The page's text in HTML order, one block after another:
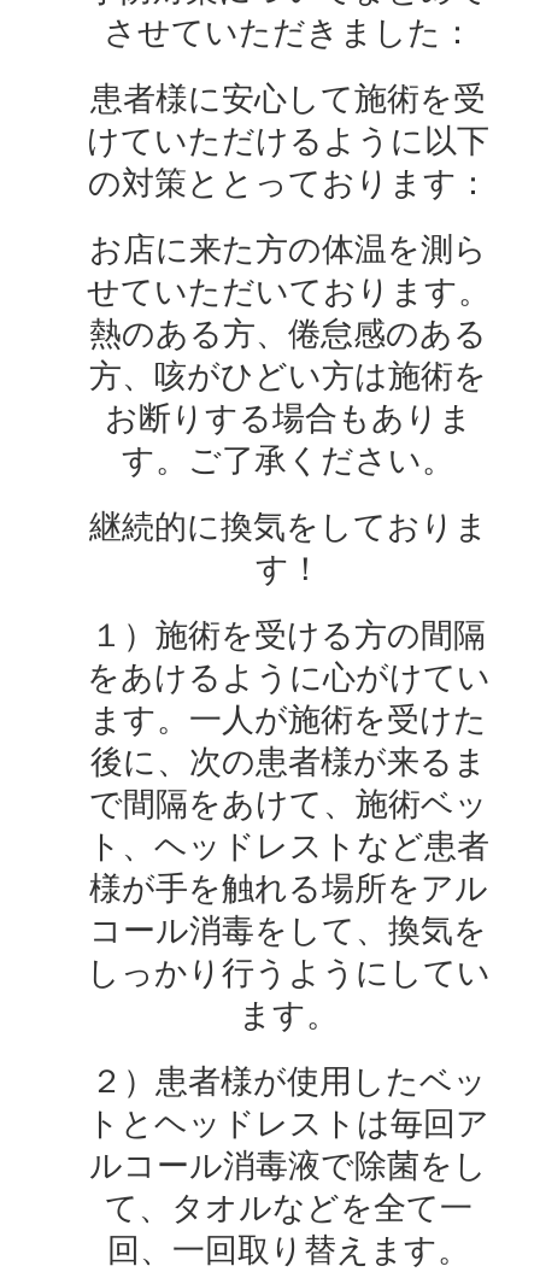
させていただきました：
患者様に安心して施術を受
けていただけるように以下
の対策ととっております：
お店に来た方の体温を測ら
せていただいております。
熱のある方、倦怠感のある
方、咳がひどい方は施術を
お断りする場合もありま
す。ご了承ください。
継続的に換気をしておりま
す！
１）施術を受ける方の間隔
をあけるように心がけてい
ます。一人が施術を受けた
後に、次の患者様が来るま
で間隔をあけて、施術ベッ
ト、ヘッドレストなど患者
様が手を触れる場所をアル
コール消毒をして、換気を
しっかり行うようにしてい
ます。
２）患者様が使用したベッ
トとヘッドレストは毎回ア
ルコール消毒液で除菌をし
て、タオルなどを全て一
回、一回取り替えます。